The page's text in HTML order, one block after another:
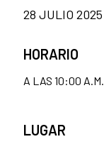
28 JULIO 2025
HORARIO
A LAS 10:00 A.M.
LUGAR